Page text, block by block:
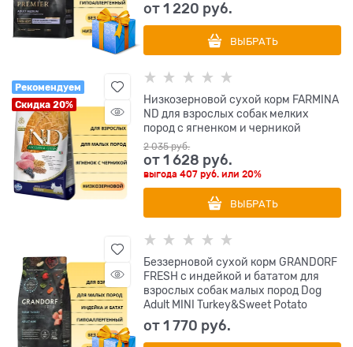
от1 220 руб.
ВЫБРАТЬ
Рекомендуем
Скидка 20%
Низкозерновой cухой корм FARMINA
ND для взрослых собак мелких
пород с ягненком и черникой
2 035 руб.
от1 628 руб.
выгода407 руб. или20%
ВЫБРАТЬ
Беззерновой сухой корм GRANDORF
FRESH с индейкой и бататом для
взрослых собак малых пород Dog
Adult MINI Turkey&Sweet Potato
от1 770 руб.